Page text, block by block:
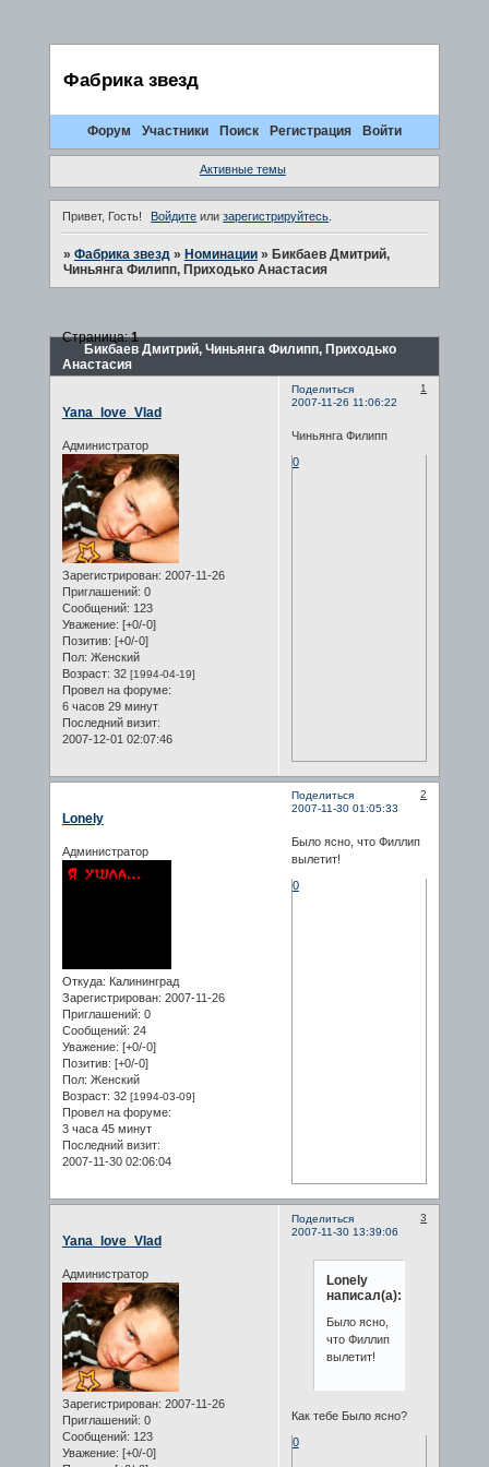
Фабрика звезд
Форум Участники Поиск Регистрация Войти
Активные темы
Привет, Гость! Войдите илизарегистрируйтесь.
» Фабрика звезд » Номинации » Бикбаев Дмитрий,
Чиньянга Филипп, Приходько Анастасия
Бикбаев Дмитрий, Чиньянга Филипп, Приходько
Анастасия
Страница:1
Поделиться
1
2007-11-26 11:06:22
Yana_love_Vlad
Администратор
Зарегистрирован: 2007-11-26
Приглашений: 0
Сообщений: 123
Уважение: [+0/-0]
Позитив: [+0/-0]
Пол: Женский
Возраст: 32 [1994-04-19]
Провел на форуме:
6 часов 29 минут
Последний визит:
2007-12-01 02:07:46
Чиньянга Филипп
0
Поделиться
2
2007-11-30 01:05:33
Lonely
Администратор
Откуда: Калининград
Зарегистрирован: 2007-11-26
Приглашений: 0
Сообщений: 24
Уважение: [+0/-0]
Позитив: [+0/-0]
Пол: Женский
Возраст: 32 [1994-03-09]
Провел на форуме:
3 часа 45 минут
Последний визит:
2007-11-30 02:06:04
Было ясно, что Филлип
вылетит!
0
Поделиться
3
2007-11-30 13:39:06
Yana_love_Vlad
Администратор
Зарегистрирован: 2007-11-26
Приглашений: 0
Сообщений: 123
Уважение: [+0/-0]
Lonely
написал(а):
Было ясно,
что Филлип
вылетит!
Как тебе Было ясно?
0